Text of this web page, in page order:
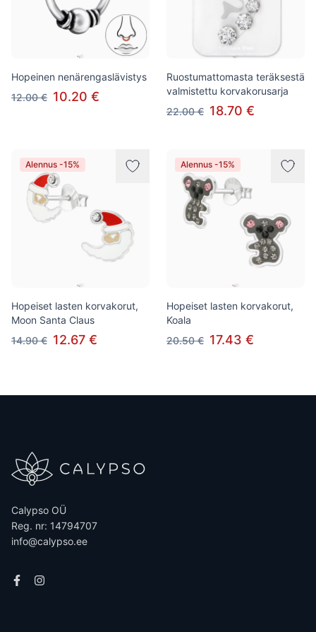
Hopeinen nenärengaslävistys
12.00 € 10.20 €
Ruostumattomasta teräksestä
valmistettu korvakorusarja
22.00 € 18.70 €
Alennus -15%
Hopeiset lasten korvakorut,
Moon Santa Claus
14.90 € 12.67 €
Alennus -15%
Hopeiset lasten korvakorut,
Koala
20.50 € 17.43 €
Calypso OÜ
Reg. nr: 14794707
info@calypso.ee